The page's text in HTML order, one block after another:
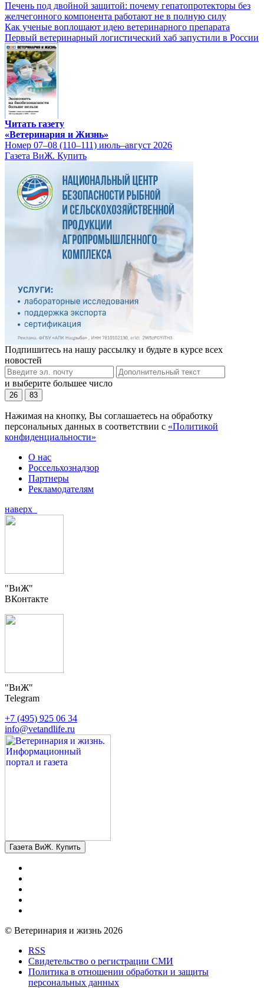
Печень под двойной защитой: почему гепатопротекторы без
желчегонного компонента работают не в полную силу
Как ученые воплощают идею ветеринарного препарата
Первый ветеринарный логистический хаб запустили в России
Читать газету
«Ветеринария и Жизнь»
Номер 07–08 (110–111) июль–август 2026
Газета ВиЖ. Купить
Подпишитесь на нашу рассылку и будьте в курсе всех
новостей
и выберите большее число
26 83
Нажимая на кнопку, Вы соглашаетесь на обработку
персональных данных в соответствии с «Политикой
конфиденциальности»
О нас
Россельхознадзор
Партнеры
Рекламодателям
наверх
"ВиЖ"
ВКонтакте
"ВиЖ"
Telegram
+7 (495) 925 06 34
info@vetandlife.ru
Газета ВиЖ. Купить
© Ветеринария и жизнь 2026
RSS
Свидетельство о регистрации СМИ
Политика в отношении обработки и защиты
персональных данных